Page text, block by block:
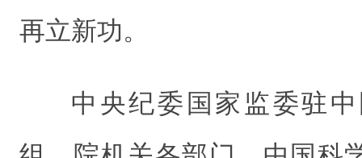
再立新功。
中央纪委国家监委驻